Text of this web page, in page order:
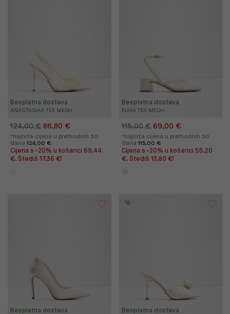
ANASTASIAA TEX MESH
Besplatna dostava
124,00 € 86,80 €
*najniža cijena u prethodnih 30
dana 124,00 €
Cijena s -20% u košarici 69,44
€. Štediš 17,36 €!
ELIAA TEX MESH
Besplatna dostava
115,00 € 69,00 €
*najniža cijena u prethodnih 30
dana 115,00 €
Cijena s -20% u košarici 55,20
€. Štediš 13,80 €!
Besplatna dostava Besplatna dostava
%